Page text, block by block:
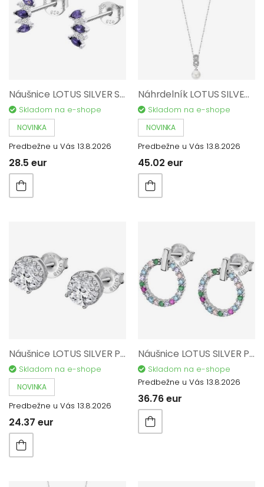
Náušnice LOTUS SILVER Sinfos AG 925/1000 LP3630-4/2
Skladom na e-shope
NOVINKA
Predbežne u Vás 13.8.2026
28.5 eur
Náhrdelník LOTUS SILVER Pearls AG 925/1000 LP3479-1/1
Skladom na e-shope
NOVINKA
Predbežne u Vás 13.8.2026
45.02 eur
Náušnice LOTUS SILVER Pure Essential AG 925/1000 LP3104-4/1
Skladom na e-shope
NOVINKA
Predbežne u Vás 13.8.2026
24.37 eur
Náušnice LOTUS SILVER Pure essential AG 925/1000 LP3100-4/2
Skladom na e-shope
Predbežne u Vás 13.8.2026
36.76 eur